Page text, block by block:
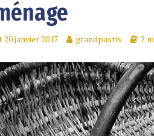
20 janvier 2017 grandpastis 2